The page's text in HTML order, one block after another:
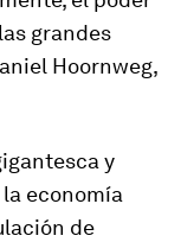
grandes
Hoornweg,
y
economía
de